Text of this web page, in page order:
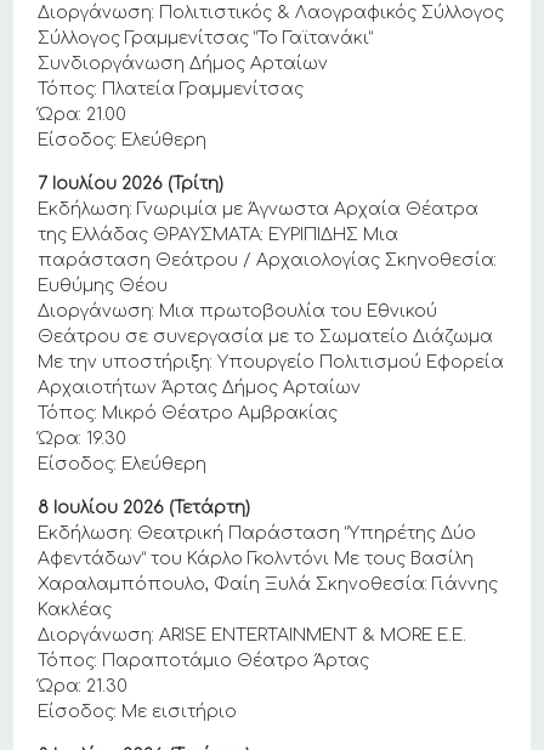
Διοργάνωση: Πολιτιστικός & Λαογραφικός Σύλλογος
Σύλλογος Γραμμενίτσας “Το Γαϊτανάκι”
Συνδιοργάνωση Δήμος Αρταίων
Τόπος: Πλατεία Γραμμενίτσας
Ώρα: 21.00
Είσοδος: Ελεύθερη
7 Ιουλίου 2026 (Τρίτη)
Εκδήλωση: Γνωριμία με Άγνωστα Αρχαία Θέατρα
της Ελλάδας ΘΡΑΥΣΜΑΤΑ: ΕΥΡΙΠΙΔΗΣ Μια
παράσταση Θεάτρου / Αρχαιολογίας Σκηνοθεσία:
Ευθύμης Θέου
Διοργάνωση: Μια πρωτοβουλία του Εθνικού
Θεάτρου σε συνεργασία με το Σωματείο Διάζωμα
Με την υποστήριξη: Υπουργείο Πολιτισμού Εφορεία
Αρχαιοτήτων Άρτας Δήμος Αρταίων
Τόπος: Μικρό Θέατρο Αμβρακίας
Ώρα: 19.30
Είσοδος: Ελεύθερη
8 Ιουλίου 2026 (Τετάρτη)
Εκδήλωση: Θεατρική Παράσταση “Υπηρέτης Δύο
Αφεντάδων” του Κάρλο Γκολντόνι Με τους Βασίλη
Χαραλαμπόπουλο, Φαίη Ξυλά Σκηνοθεσία: Γιάννης
Κακλέας
Διοργάνωση: ARISE ENTERTAINMENT & MORE E.E.
Τόπος: Παραποτάμιο Θέατρο Άρτας
Ώρα: 21.30
Είσοδος: Με εισιτήριο